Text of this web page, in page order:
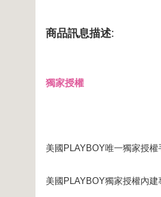
商品訊息描述:
獨家授權
美國PLAYBOY唯一獨家授權
美國PLAYBOY獨家授權內